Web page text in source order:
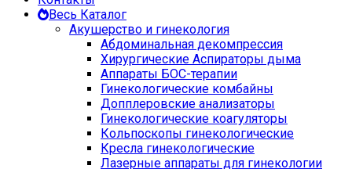
Весь Каталог
Акушерство и гинекология
Абдоминальная декомпрессия
Хирургические Аспираторы дыма
Аппараты БОС-терапии
Гинекологические комбайны
Допплеровские анализаторы
Гинекологические коагуляторы
Кольпоскопы гинекологические
Кресла гинекологические
Лазерные аппараты для гинекологии